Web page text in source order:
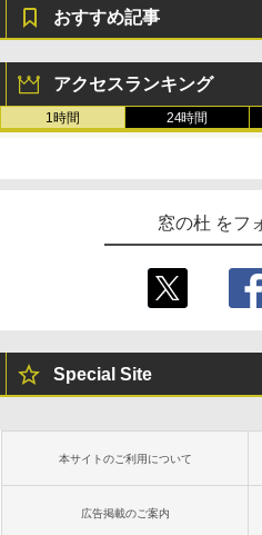
おすすめ記事
アクセスランキング
1時間 24時間
窓の杜 をフ
Special Site
本サイトのご利用について
広告掲載のご案内